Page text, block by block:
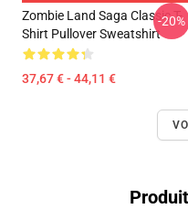
Zombie Land Saga Classic T-
Shirt Pullover Sweatshirt
37,67 € - 44,11 €
-20%